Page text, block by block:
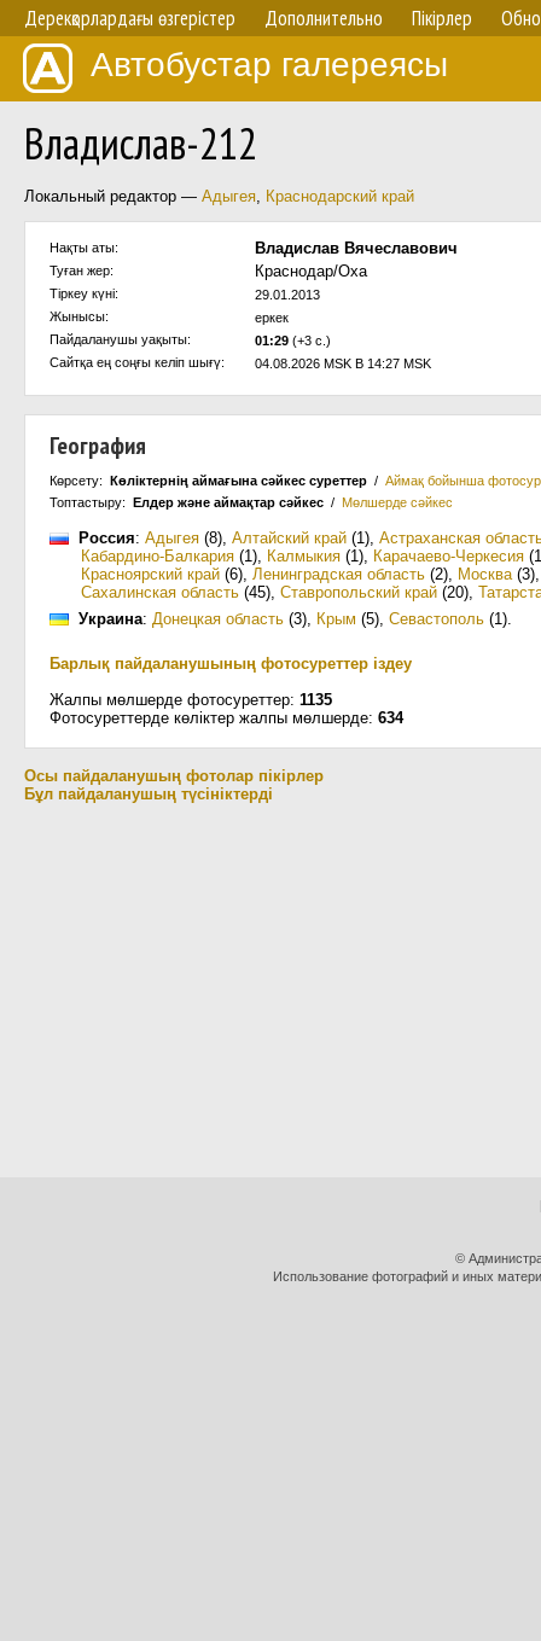
Дерекқорлардағы өзгерістер Дополнительно Пікірлер
Автобустар галереясы
Владислав-212
Локальный редактор — Адыгея, Краснодарский край
Нақты аты: Владислав Вячеславович
Туған жер: Краснодар/Оха
Тіркеу күні:
29.01.2013
Жынысы:
еркек
Пайдаланушы уақыты:
01:29 (+3 с.)
Сайтқа ең соңғы келіп шығү:
04.08.2026 MSK В 14:27 MSK
География
Көрсету: Көліктернің аймағына сәйкес суреттер / Аймақ бойынша
Топтастыру: Елдер және аймақтар сәйкес / Мөлшерде сәйкес
Россия: Адыгея (8), Алтайский край (1), Астраханская
Кабардино-Балкария (1), Калмыкия (1), Карачаево-Черкесия
Красноярский край (6), Ленинградская область (2), Москва(3)
Сахалинская область (45), Ставропольский край (20),
Украина: Донецкая область (3), Крым (5), Севастополь (1).
Барлық пайдаланушының фотосуреттер іздеу
Жалпы мөлшерде фотосуреттер: 1135
Фотосуреттерде көліктер жалпы мөлшерде: 634
Осы пайдаланушың фотолар пікірлер
Бұл пайдаланушың түсініктерді
©
Использование фотографий и иных